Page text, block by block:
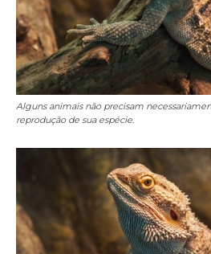
Alguns animais não precisam
reprodução de sua espécie.